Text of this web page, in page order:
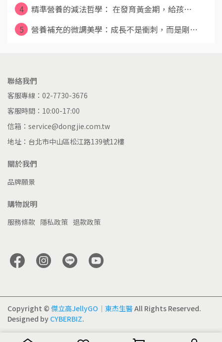
4
精準營養的減法哲學： 在發育黃金期，給孩⋯
5
營養補充的微調美學：成長不是衝刺，而是剛⋯
聯絡我們
客服專線：02-7730-3676
客服時間：10:00-17:00
信箱：service@dongjie.com.tw
地址：台北市中山區松江路139號12樓
關於我們
品牌願景
購物說明
服務條款 隱私政策 退款政策
Copyright © 傑立高JellyGO｜東杰生醫All Rights Reserved.
Designed by CYBERBIZ.